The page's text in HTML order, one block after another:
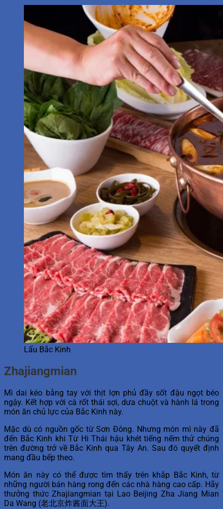
Lẩu Bắc Kinh
Zhajiangmian
Mì dai kéo bằng tay với thịt lợn phủ đầy sốt đậu ngọt béo
ngậy. Kết hợp với cà rốt thái sợi, dưa chuột và hành lá trong
món ăn chủ lực của Bắc Kinh này.
Mặc dù có nguồn gốc từ Sơn Đông. Nhưng món mì này đã
đến Bắc Kinh khi Từ Hi Thái hậu khét tiếng nếm thử chúng
trên đường trở về Bắc Kinh qua Tây An. Sau đó quyết định
mang đầu bếp theo.
Món ăn này có thể được tìm thấy trên khắp Bắc Kinh, từ
những người bán hàng rong đến các nhà hàng cao cấp. Hãy
thưởng thức Zhajiangmian tại Lao Beijing Zha Jiang Mian
Da Wang (老北京炸酱面大王).